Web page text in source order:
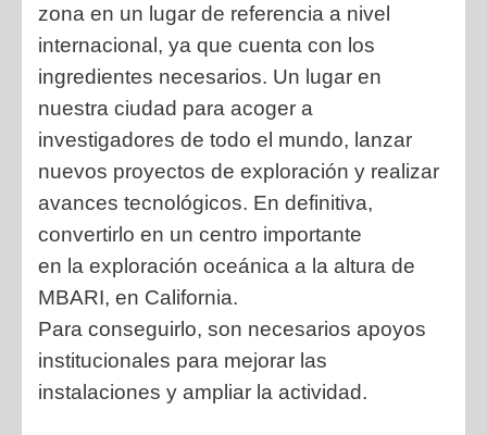
zona en un lugar de referencia a nivel
internacional, ya que cuenta con los
ingredientes necesarios. Un lugar en
nuestra ciudad para acoger a
investigadores de todo el mundo, lanzar
nuevos proyectos de exploración y realizar
avances tecnológicos. En definitiva,
convertirlo en un centro importante
en la exploración oceánica a la altura de
MBARI, en California.
Para conseguirlo, son necesarios apoyos
institucionales para mejorar las
instalaciones y ampliar la actividad.